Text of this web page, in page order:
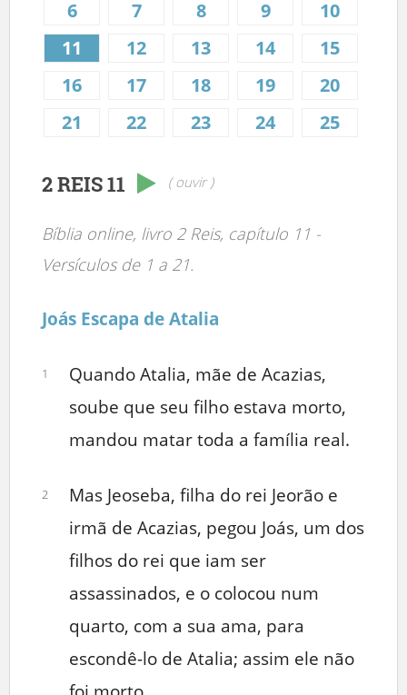
6
7 8 9
10
11
12 13 14
15
16
17 18 19
20
21
22 23 24 25
2 REIS 11 ( ouvir )
Bíblia online, livro 2 Reis, capítulo 11 -
Versículos de 1 a 21.
Joás Escapa de Atalia
1
Quando Atalia, mãe de Acazias,
soube que seu filho estava morto,
mandou matar toda a família real.
2
Mas Jeoseba, filha do rei Jeorão e
irmã de Acazias, pegou Joás, um dos
filhos do rei que iam ser
assassinados, e o colocou num
quarto, com a sua ama, para
escondê-lo de Atalia; assim ele não